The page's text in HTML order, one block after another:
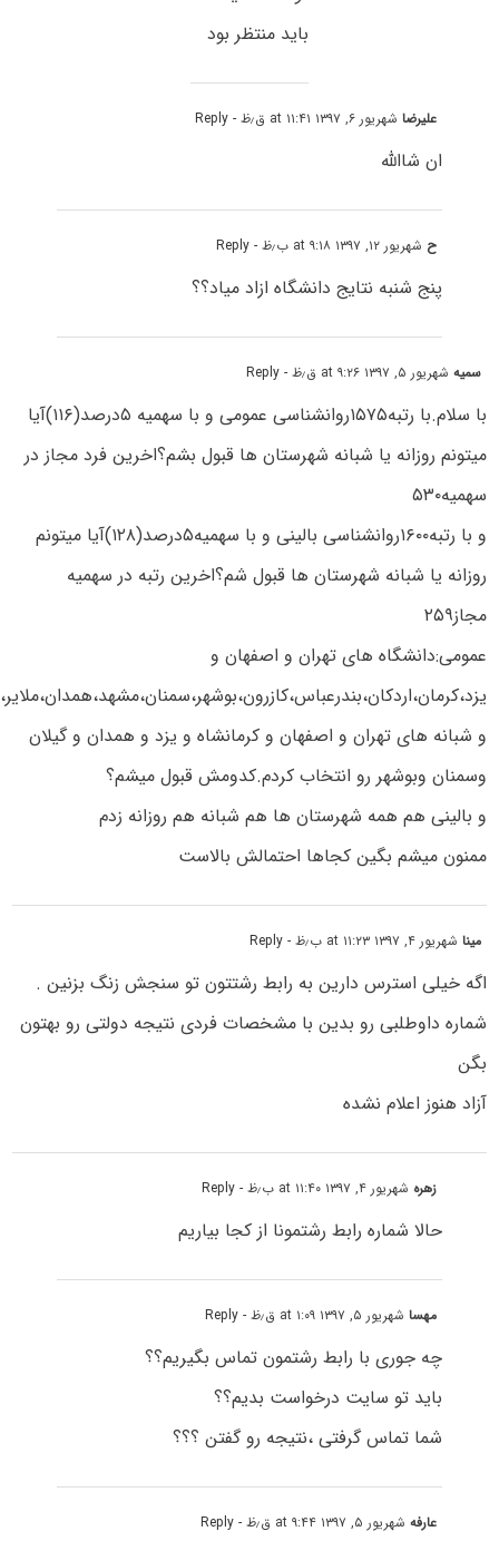
باید منتظر بود
علیرضاشهریور ۶, ۱۳۹۷ at ۱۱:۴۱ ق٫ظ - Reply
ان شاالله
ح شهریور ۱۲, ۱۳۹۷ at ۹:۱۸ ب٫ظ - Reply
پنج شنبه نتایج دانشگاه ازاد میاد؟؟
سمیهشهریور ۵, ۱۳۹۷ at ۹:۲۶ ق٫ظ - Reply
با سلام.با رتبه۱۵۷۵روانشناسی عمومی و با سهمیه ۵درصد(۱۱۶)آیا
میتونم روزانه یا شبانه شهرستان ها قبول بشم؟اخرین فرد مجاز در
سهمیه۵۳۰
و با رتبه۱۶۰۰روانشناسی بالینی و با سهمیه۵درصد(۱۲۸)آیا میتونم
روزانه یا شبانه شهرستان ها قبول شم؟اخرین رتبه در سهمیه
مجاز۲۵۹
عمومی:دانشگاه های تهران و اصفهان و
و شبانه های تهران و اصفهان و کرمانشاه و یزد و همدان و گیلان
وسمنان وبوشهر رو انتخاب کردم.کدومش قبول میشم؟
و بالینی هم همه شهرستان ها هم شبانه هم روزانه زدم
ممنون میشم بگین کجاها احتمالش بالاست
میناشهریور ۴, ۱۳۹۷ at ۱۱:۲۳ ب٫ظ - Reply
اگه خیلی استرس دارین به رابط رشتتون تو سنجش زنگ بزنین .
شماره داوطلبی رو بدین با مشخصات فردی نتیجه دولتی رو بهتون
بگن
آزاد هنوز اعلام نشده
زهره شهریور ۴, ۱۳۹۷ at ۱۱:۴۰ ب٫ظ - Reply
حالا شماره رابط رشتمونا از کجا بیاریم
مهساشهریور ۵, ۱۳۹۷ at ۱:۰۹ ق٫ظ - Reply
چه جوری با رابط رشتمون تماس بگیریم؟؟
باید تو سایت درخواست بدیم؟؟
شما تماس گرفتی ،نتیجه رو گفتن ؟؟؟
عارفهشهریور ۵, ۱۳۹۷ at ۹:۴۴ ق٫ظ - Reply